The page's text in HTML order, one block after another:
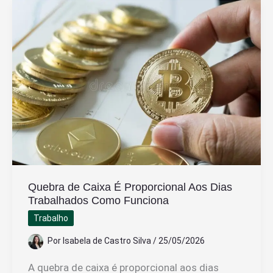
Quebra de Caixa É Proporcional Aos Dias
Trabalhados Como Funciona
Trabalho
Por Isabela de Castro Silva/25/05/2026
A quebra de caixa é proporcional aos dias